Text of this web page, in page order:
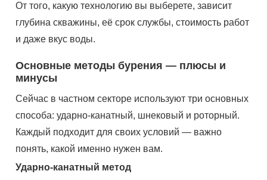
От того, какую технологию вы выберете, зависит
глубина скважины, её срок службы, стоимость работ
и даже вкус воды.
Основные методы бурения — плюсы и
минусы
Сейчас в частном секторе используют три основных
способа: ударно-канатный, шнековый и роторный.
Каждый подходит для своих условий — важно
понять, какой именно нужен вам.
Ударно-канатный метод